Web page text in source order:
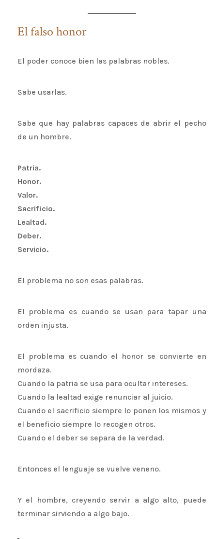
El falso honor
El poder conoce bien las palabras nobles.
Sabe usarlas.
Sabe que hay palabras capaces de abrir el pecho
de un hombre.
Patria.
Honor.
Valor.
Sacrificio.
Lealtad.
Deber.
Servicio.
El problema no son esas palabras.
El problema es cuando se usan para tapar una
orden injusta.
El problema es cuando el honor se convierte en
mordaza.
Cuando la patria se usa para ocultar intereses.
Cuando la lealtad exige renunciar al juicio.
Cuando el sacrificio siempre lo ponen los mismos y
el beneficio siempre lo recogen otros.
Cuando el deber se separa de la verdad.
Entonces el lenguaje se vuelve veneno.
Y el hombre, creyendo servir a algo alto, puede
terminar sirviendo a algo bajo.